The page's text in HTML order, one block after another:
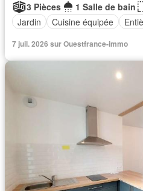
3 Pièces
1 Salle de bain
Jardin
Cuisine équipée
7 juil. 2026 sur Ouestfrance-immo